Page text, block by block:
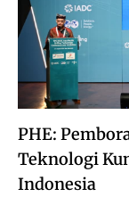
PHE:
Teknologi
Indonesia